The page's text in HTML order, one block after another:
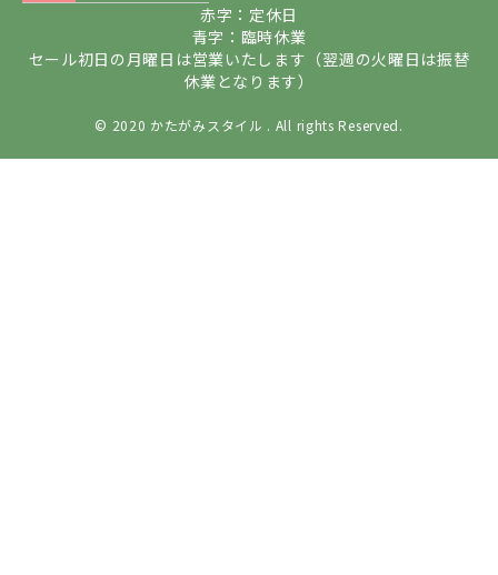
赤字：定休日
青字：臨時休業
セール初日の月曜日は営業いたします（翌週の火曜日は振替
休業となります）
© 2020 かたがみスタイル . All rights Reserved.